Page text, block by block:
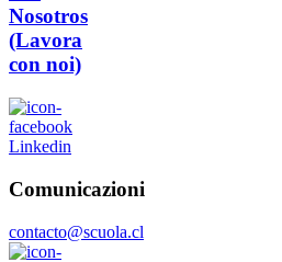
Nosotros
(Lavora
con noi)
Linkedin
Comunicazioni
contacto@scuola.cl